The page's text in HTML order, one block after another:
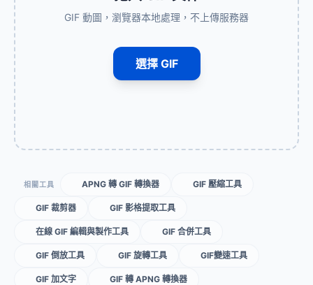
GIF 動圖，瀏覽器本地處理，不上傳服務器
選擇 GIF
相關工具 APNG 轉 GIF 轉換器 GIF 壓縮工具
GIF 裁剪器 GIF 影格提取工具
在線 GIF 編輯與製作工具 GIF 合併工具
GIF 倒放工具 GIF 旋轉工具 GIF變速工具
GIF 加文字 GIF 轉 APNG 轉換器